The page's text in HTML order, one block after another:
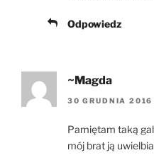
Odpowiedz
~Magda
30 GRUDNIA 2016
Pamiętam taką
mój brat ją